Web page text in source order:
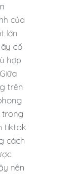
của
lớn
cố
hợp
trên
trong
tiktok
cách
nên